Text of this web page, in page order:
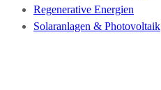
Regenerative Energien
Solaranlagen & Photovoltaik